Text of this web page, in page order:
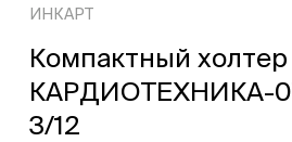
ИНКАРТ
Компактный холтер
КАРДИОТЕХНИКА-
3/12